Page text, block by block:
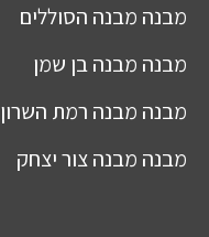
מבנה מבנה הסוללים
מבנה מבנה בן שמן
מבנה מבנה רמת השרון
מבנה מבנה צור יצחק